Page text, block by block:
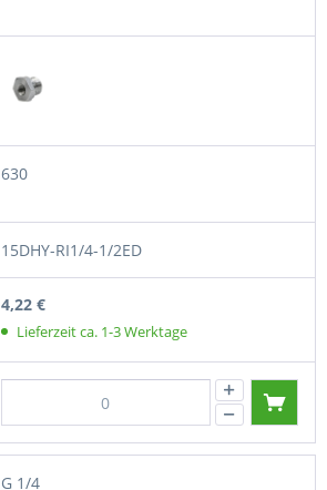
630
15DHY-RI1/4-1/2ED
4,22 €
Lieferzeit ca. 1-3 Werktage
G 1/4